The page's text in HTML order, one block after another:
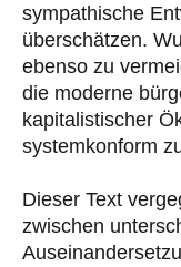
sympathische
überschätzen.
ebenso zu
die moderne
kapitalistischer
systemkonform
Dieser Text
zwischen